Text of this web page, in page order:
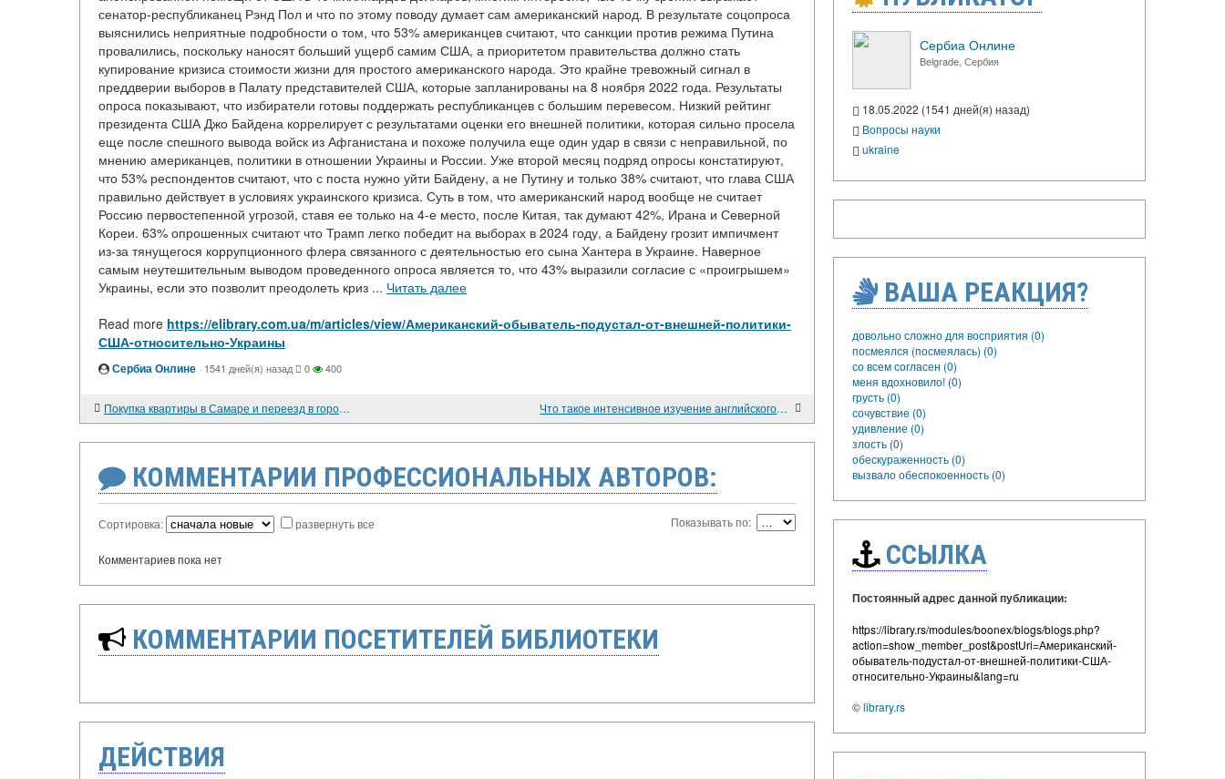
сенатор-республиканец Рэнд Пол и что по этому поводу думает сам американский народ. В результате соцопроса
выяснились неприятные подробности о том, что 53% американцев считают, что санкции против режима Путина
провалились, поскольку наносят больший ущерб самим США, а приоритетом правительства должно стать
купирование кризиса стоимости жизни для простого американского народа. Это крайне тревожный сигнал в
преддверии выборов в Палату представителей США, которые запланированы на 8 ноября 2022 года. Результаты
опроса показывают, что избиратели готовы поддержать республиканцев с большим перевесом. Низкий рейтинг
президента США Джо Байдена коррелирует с результатами оценки его внешней политики, которая сильно просела
еще после спешного вывода войск из Афганистана и похоже получила еще один удар в связи с неправильной, по
мнению американцев, политики в отношении Украины и России. Уже второй месяц подряд опросы констатируют,
что 53% респондентов считают, что с поста нужно уйти Байдену, а не Путину и только 38% считают, что глава США
правильно действует в условиях украинского кризиса. Суть в том, что американский народ вообще не считает
Россию первостепенной угрозой, ставя ее только на 4-е место, после Китая, так думают 42%, Ирана и Северной
Кореи. 63% опрошенных считают что Трамп легко победит на выборах в 2024 году, а Байдену грозит импичмент
из-за тянущегося коррупционного флера связанного с деятельностью его сына Хантера в Украине. Наверное
самым неутешительным выводом проведенного опроса является то, что 43% выразили согласие с «проигрышем»
Украины, если это позволит преодолеть криз ... Читать далее
Read more https://elibrary.com.ua/m/articles/view/Американский-обыватель-подустал-от-внешней-политики-
США-относительно-Украины
Сербиа Онлине · 1541 дней(я) назад 0 400
Покупка квартиры в Самаре и переезд в город из области: плюсы и минусы (личный опыт) Что такое интенсивное изучение английского языка?
КОММЕНТАРИИ ПРОФЕССИОНАЛЬНЫХ АВТОРОВ:
Сортировка: развернуть все Показывать по:
Комментариев пока нет
КОММЕНТАРИИ ПОСЕТИТЕЛЕЙ БИБЛИОТЕКИ
ДЕЙСТВИЯ
Сербиа Онлине
Belgrade, Сербия
18.05.2022 (1541 дней(я) назад)
Вопросы науки
ukraine
ВАША РЕАКЦИЯ?
довольно сложно для восприятия (0)
посмеялся (посмеялась) (0)
со всем согласен (0)
меня вдохновило! (0)
грусть (0)
сочувствие (0)
удивление (0)
злость (0)
обескураженность (0)
вызвало обеспокоенность (0)
ССЫЛКА
Постоянный адрес данной публикации:
https://library.rs/modules/boonex/blogs/blogs.php?
action=show_member_post&postUri=Американский-
обыватель-подустал-от-внешней-политики-США-
относительно-Украины&lang=ru
©library.rs